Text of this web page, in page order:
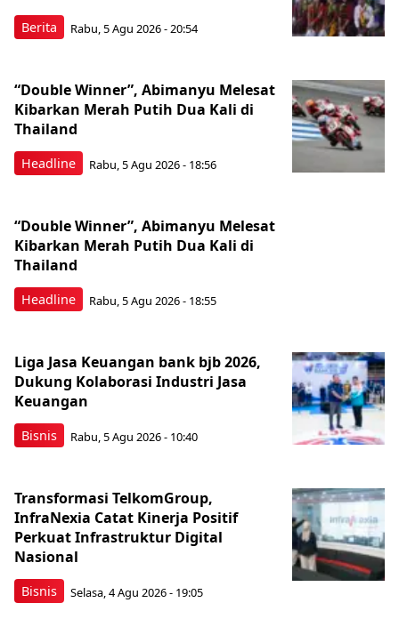
Berita Rabu, 5 Agu 2026 - 20:54
Headline
“Double Winner”, Abimanyu Melesat
Kibarkan Merah Putih Dua Kali di
Thailand
Rabu, 5 Agu 2026 - 18:56
Headline
“Double Winner”, Abimanyu Melesat
Kibarkan Merah Putih Dua Kali di
Thailand
Rabu, 5 Agu 2026 - 18:55
Bisnis
Liga Jasa Keuangan bank bjb 2026,
Dukung Kolaborasi Industri Jasa
Keuangan
Rabu, 5 Agu 2026 - 10:40
Bisnis
Transformasi TelkomGroup,
InfraNexia Catat Kinerja Positif
Perkuat Infrastruktur Digital
Nasional
Selasa, 4 Agu 2026 - 19:05